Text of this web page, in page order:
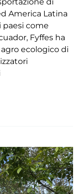
America Latina
paesi come
Fyffes ha
ecologico di